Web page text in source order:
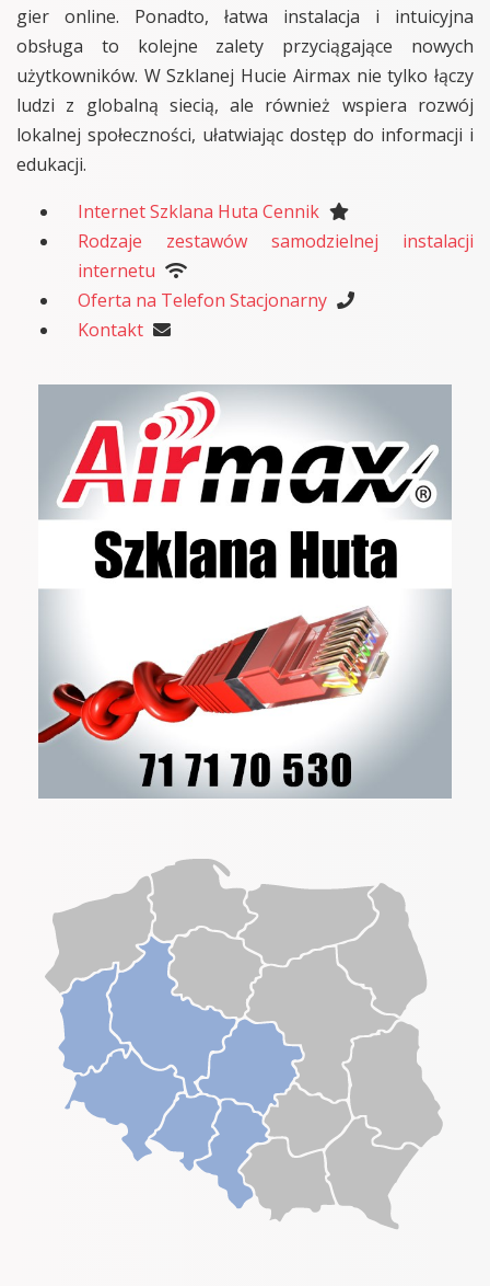
gier online. Ponadto, łatwa instalacja i intuicyjna
obsługa to kolejne zalety przyciągające nowych
użytkowników. W Szklanej Hucie Airmax nie tylko łączy
ludzi z globalną siecią, ale również wspiera rozwój
lokalnej społeczności, ułatwiając dostęp do informacji i
edukacji.
Internet Szklana Huta Cennik
Rodzaje zestawów samodzielnej instalacji
internetu
Oferta na Telefon Stacjonarny
Kontakt